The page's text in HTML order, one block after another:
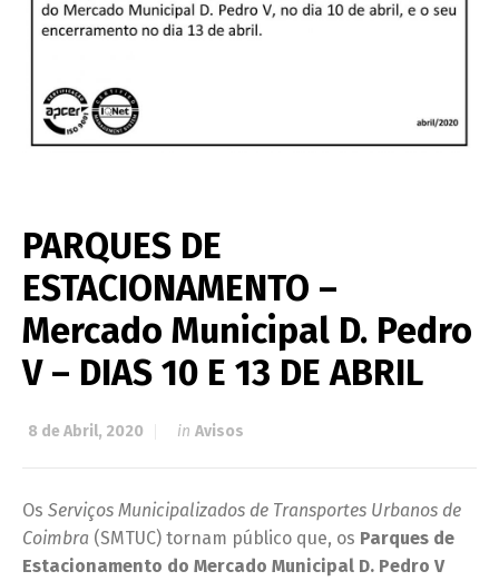
PARQUES DE
ESTACIONAMENTO –
Mercado Municipal D. Pedro
V – DIAS 10 E 13 DE ABRIL
8 de Abril, 2020 in Avisos
Os Serviços Municipalizados de Transportes Urbanos de
Coimbra (SMTUC) tornam público que, os Parques de
Estacionamento do Mercado Municipal D. Pedro V